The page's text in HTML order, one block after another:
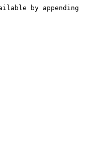
by appending